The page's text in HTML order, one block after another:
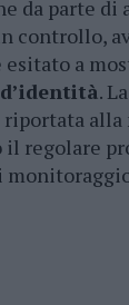
da parte
controllo,
a
.
il regolare